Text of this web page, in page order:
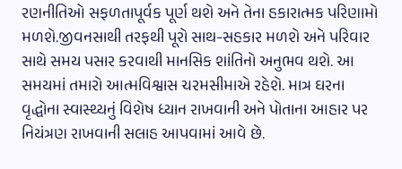
રણનીતિઓ સફળતાપૂર્વક પૂર્ણ થશે અને તેના હકારાત્મક પરિણામો
મળશે.જીવનસાથી તરફથી પૂરો સાથ-સહકાર મળશે અને પરિવાર
સાથે સમય પસાર કરવાથી માનસિક શાંતિનો અનુભવ થશે. આ
સમયમાં તમારો આત્મવિશ્વાસ ચરમસીમાએ રહેશે. માત્ર ઘરના
વૃદ્ધોના સ્વાસ્થ્યનું વિશેષ ધ્યાન રાખવાની અને પોતાના આહાર પર
નિયંત્રણ રાખવાની સલાહ આપવામાં આવે છે.